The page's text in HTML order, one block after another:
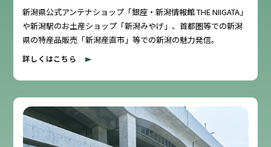
新潟県公式アンテナショップ「銀座・新潟情報館 THE NIIGATA」
や新潟駅のお土産ショップ「新潟みやげ」、首都圏等での新潟
県の特産品販売「新潟産直市」等での新潟の魅力発信。
詳しくはこちら